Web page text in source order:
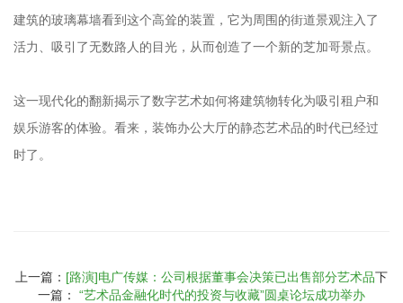
建筑的玻璃幕墙看到这个高耸的装置，它为周围的街道景观注入了
活力、吸引了无数路人的目光，从而创造了一个新的芝加哥景点。
这一现代化的翻新揭示了数字艺术如何将建筑物转化为吸引租户和
娱乐游客的体验。看来，装饰办公大厅的静态艺术品的时代已经过
时了。
上一篇： [路演]电广传媒：公司根据董事会决策已出售部分艺术品下
一篇： “艺术品金融化时代的投资与收藏”圆桌论坛成功举办